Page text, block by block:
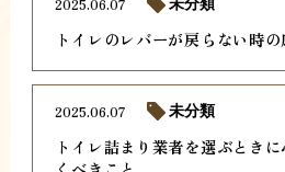
トイレのレバーが戻らない時
2025.06.07 未分類
トイレ詰まり業者を選ぶとき
2025.06.07 未分類